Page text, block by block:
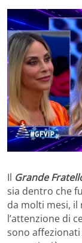
Il Grande
sia dentro che
da molti mesi, il
l’attenzione di
sono